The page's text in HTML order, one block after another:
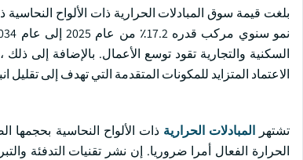
السكنية والتجارية تقود توسع الأعمال. بالإضافة إلى
الاعتماد المتزايد للمكونات المتقدمة التي تهدف إلى تقليل
تشتهرالمبادلات الحرارية ذات الألواح النحاسية بحجمها
الحرارة الفعال أمرا ضروريا. إن نشر تقنيات التدفئة